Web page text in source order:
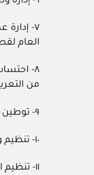
٧-
العام
٨-
من
٩- توطين الصناعة والخدمات المتصلة بالأنشطة المرتبطة بمجالات اختصاصها، ورفع نسبة المحتوى المحلي فيها.
١٠- تنظيم ورقابة قطاع المياه، من خلال دراسة وإقرار التكاليف والأسعار البينية المرتبطة بتقديم خدمات المياه في المملكة.
١١- تنظيم الاتفاقيات التجارية مع الجهات ذات العلاقة بقطاع المياه.